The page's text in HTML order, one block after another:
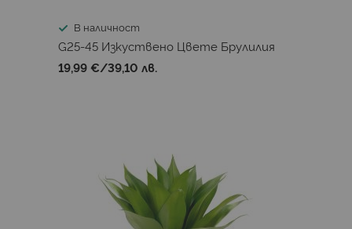
В наличност
G25-45 Изкуствено Цвете Брулилия
19,99 €/39,10 лв.